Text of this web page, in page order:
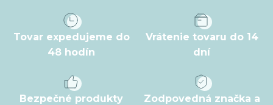
Tovar expedujeme do
48 hodín
Vrátenie tovaru do 14
dní
Bezpečné produkty
Zodpovedná značka a